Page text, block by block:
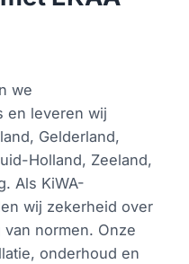
we
en leveren wij
Gelderland,
Holland, Zeeland,
Als KiWA-
wij zekerheid over
normen. Onze
onderhoud en